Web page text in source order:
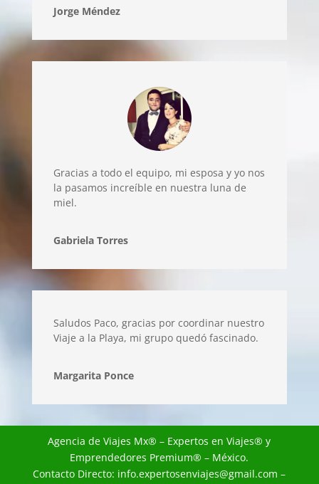
Jorge Méndez
Gracias a todo el equipo, mi esposa y yo nos
la pasamos increíble en nuestra luna de
miel.
Gabriela Torres
Saludos Paco, gracias por coordinar nuestro
Viaje a la Playa, mi grupo quedó fascinado.
Margarita Ponce
Agencia de Viajes Mx® – Expertos en Viajes® y
Emprendedores Premium® – México.
Contacto Directo: info.expertosenviajes@gmail.com –